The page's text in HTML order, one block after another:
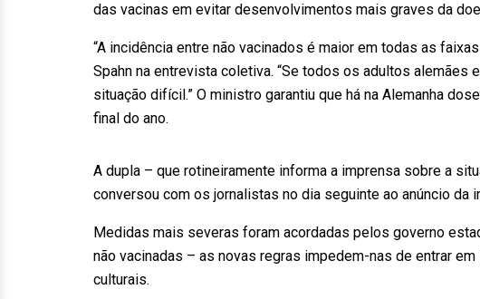
das vacinas em evitar desenvolvimentos mais graves da
“A incidência entre não vacinados é maior em todas as
Spahn na entrevista coletiva. “Se todos os adultos
situação difícil.” O ministro garantiu que há na Alemanha
final do ano.
A dupla – que rotineiramente informa a imprensa sobre a
conversou com os jornalistas no dia seguinte ao anúncio
Medidas mais severas foram acordadas pelos governo
não vacinadas – as novas regras impedem-nas de entrar
culturais.